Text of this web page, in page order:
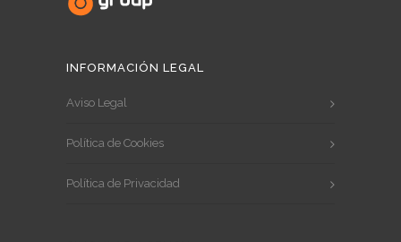
INFORMACIÓN LEGAL
Aviso Legal
Política de Cookies
Política de Privacidad